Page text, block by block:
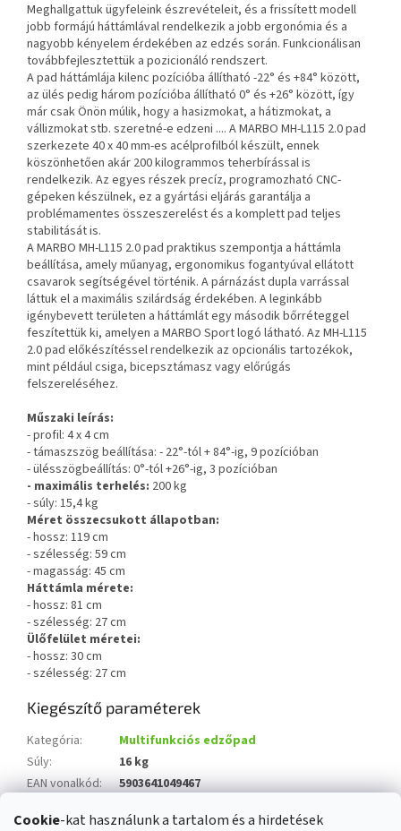
Cookie-kat használunk a tartalom és a hirdetések
Meghallgattuk ügyfeleink észrevételeit, és a frissített modell
jobb formájú háttámlával rendelkezik a jobb ergonómia és a
nagyobb kényelem érdekében az edzés során. Funkcionálisan
továbbfejlesztettük a pozicionáló rendszert.
A pad háttámlája kilenc pozícióba állítható -22° és +84° között,
az ülés pedig három pozícióba állítható 0° és +26° között, így
már csak Önön múlik, hogy a hasizmokat, a hátizmokat, a
vállizmokat stb. szeretné-e edzeni .... A MARBO MH-L115 2.0 pad
szerkezete 40 x 40 mm-es acélprofilból készült, ennek
köszönhetően akár 200 kilogrammos teherbírással is
rendelkezik. Az egyes részek precíz, programozható CNC-
gépeken készülnek, ez a gyártási eljárás garantálja a
problémamentes összeszerelést és a komplett pad teljes
stabilitását is.
A MARBO MH-L115 2.0 pad praktikus szempontja a háttámla
beállítása, amely műanyag, ergonomikus fogantyúval ellátott
csavarok segítségével történik. A párnázást dupla varrással
láttuk el a maximális szilárdság érdekében. A leginkább
igénybevett területen a háttámlát egy második bőrréteggel
feszítettük ki, amelyen a MARBO Sport logó látható. Az MH-L115
2.0 pad előkészítéssel rendelkezik az opcionális tartozékok,
mint például csiga, bicepsztámasz vagy előrúgás
felszereléséhez.
Műszaki leírás:
- profil: 4 x 4 cm
- támaszszög beállítása: - 22°-tól + 84°-ig, 9 pozícióban
- ülésszögbeállítás: 0°-tól +26°-ig, 3 pozícióban
- maximális terhelés: 200 kg
- súly: 15,4 kg
Méret összecsukott állapotban:
- hossz: 119 cm
- szélesség: 59 cm
- magasság: 45 cm
Háttámla mérete:
- hossz: 81 cm
- szélesség: 27 cm
Ülőfelület méretei:
- hossz: 30 cm
- szélesség: 27 cm
Kiegészítő paraméterek
Kategória:
Multifunkciós edzőpad
Súly:
16 kg
EAN vonalkód:
5903641049467
Terhelhetőség: 200 kg